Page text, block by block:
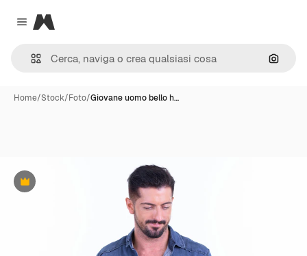
Close menu
Magnific
Cerca
Home/Stock/Foto/Giovane uomo bello h…
Premium